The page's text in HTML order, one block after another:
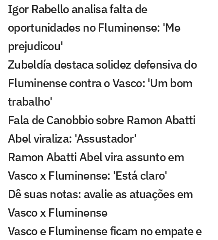
Igor Rabello analisa falta de
oportunidades no Fluminense: 'Me
prejudicou'
Zubeldía destaca solidez defensiva do
Fluminense contra o Vasco: 'Um bom
trabalho'
Fala de Canobbio sobre Ramon Abatti
Abel viraliza: 'Assustador'
Ramon Abatti Abel vira assunto em
Vasco x Fluminense: 'Está claro'
Dê suas notas: avalie as atuações em
Vasco x Fluminense
Vasco e Fluminense ficam no empate e